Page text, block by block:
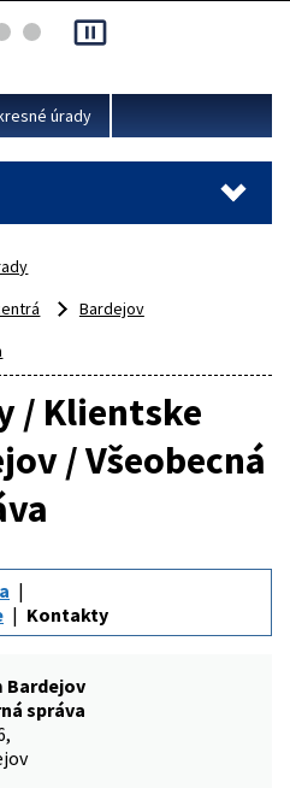
a Ministerstva vnútra SR.
pause_presentation
úrady
Bardejov
/ Klientske
/ Všeobecná
Kontakty
Bardejov
správa